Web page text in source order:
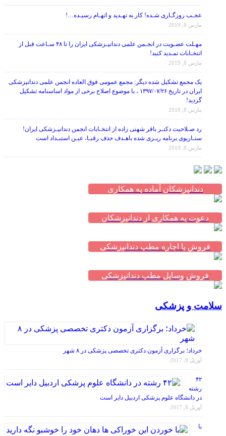
عجـب روزگـاری شـده! کار به تهـدید و اتهـام رسیـده…!
مارس 8, 2019
مهـلت عضـویت در انجـمن علمی دندانپـزشکی ایران را تا ۴۸ سـاعت قبل از
انتخـابات تمـدید کنید!
مارس 8, 2019
یک مجمع تشکیل شده دیگر: مجمع عمومی فوق العاده انجمن علمی دندانپزشکی
ایران در تاریخ ۱۳۹۷/۰۷/۲۶ ، با موضوع اصلاح برخی از مواد اساسنامه تشکیل
گردید!
مارس 8, 2019
رد صـلاحیت دکتـر باقر شهنی زاده از انتخـابات انجمن دندانپـزشکی ایران!
سنـاریوی برنامه ریـزی شده باهـدف حذف رقبـا، عیـن استبـداد است
مارس 8, 2019
دندانپزشکان آماده به همکاری
دعوت به همکاری از دندانپزشکان
فروش یا اجاره مطب دندانپزشکی
فروش وسایل مطب دندانپزشکی
سلامت و پزشکی
خرداد؛ برگزاری آزمون دکتری تخصصی پزشکی در ۸ شهر
آوریل 8, 2017
۴۲
رشته
در دانشگاه علوم پزشکی اردبیل دایر است
آوریل 8, 2017
با